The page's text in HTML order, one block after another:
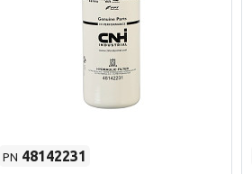
PN 48142231